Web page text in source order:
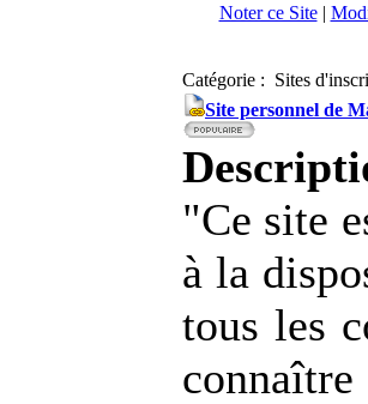
Noter ce Site|
Catégorie : Sites
Site personnel de
"Ce site
à la
tous les